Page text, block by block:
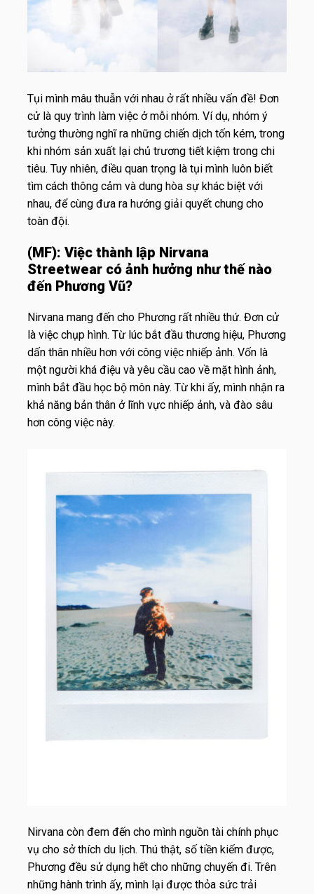
Tụi mình mâu thuẫn với nhau ở rất nhiều vấn đề! Đơn
cử là quy trình làm việc ở mỗi nhóm. Ví dụ, nhóm ý
tưởng thường nghĩ ra những chiến dịch tốn kém, trong
khi nhóm sản xuất lại chủ trương tiết kiệm trong chi
tiêu. Tuy nhiên, điều quan trọng là tụi mình luôn biết
tìm cách thông cảm và dung hòa sự khác biệt với
nhau, để cùng đưa ra hướng giải quyết chung cho
toàn đội.
(MF): Việc thành lập Nirvana
Streetwear có ảnh hưởng như thế nào
đến Phương Vũ?
Nirvana mang đến cho Phương rất nhiều thứ. Đơn cử
là việc chụp hình. Từ lúc bắt đầu thương hiệu, Phương
dấn thân nhiều hơn với công việc nhiếp ảnh. Vốn là
một người khá điệu và yêu cầu cao về mặt hình ảnh,
mình bắt đầu học bộ môn này. Từ khi ấy, mình nhận ra
khả năng bản thân ở lĩnh vực nhiếp ảnh, và đào sâu
hơn công việc này.
Nirvana còn đem đến cho mình nguồn tài chính phục
vụ cho sở thích du lịch. Thú thật, số tiền kiếm được,
Phương đều sử dụng hết cho những chuyến đi. Trên
những hành trình ấy, mình lại được thỏa sức trải